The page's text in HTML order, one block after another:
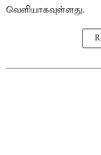
வெளியாகவுள்ளது.